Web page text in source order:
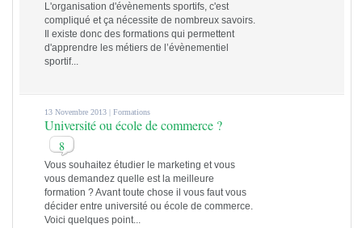
L'organisation d'évènements sportifs, c'est
compliqué et ça nécessite de nombreux savoirs.
Il existe donc des formations qui permettent
d'apprendre les métiers de l’évènementiel
sportif...
13 Novembre 2013 |Formations
Université ou école de commerce ?
8
Vous souhaitez étudier le marketing et vous
vous demandez quelle est la meilleure
formation ? Avant toute chose il vous faut vous
décider entre université ou école de commerce.
Voici quelques point...